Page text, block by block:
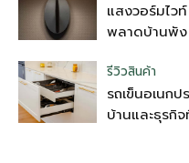
แสงวอร์มไว
พลาดบ้านพัง
รีวิวสินค้า
รถเข็นอเนก
บ้านและธุรกิ